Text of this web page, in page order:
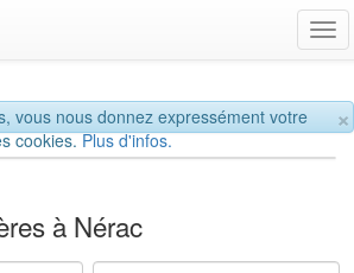
×
vous nous donnez expressément votre
cookies.Plus d'infos.
à Nérac